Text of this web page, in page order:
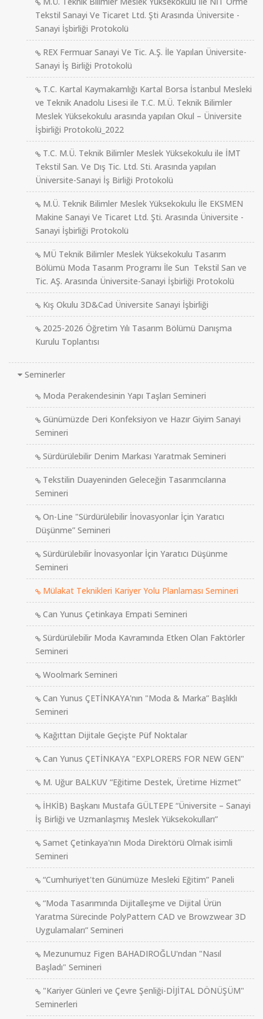
Tekstil Sanayi Ve Ticaret Ltd. Şti Arasında Üniversite -
Sanayi İşbirliği Protokolü
REX Fermuar Sanayi Ve Tic. A.Ş. İle Yapılan Üniversite-
Sanayi İş Birliği Protokolü
T.C. Kartal Kaymakamlığı Kartal Borsa İstanbul Mesleki
ve Teknik Anadolu Lisesi ile T.C. M.Ü. Teknik Bilimler
Meslek Yüksekokulu arasında yapılan Okul – Üniversite
İşbirliği Protokolü_2022
T.C. M.Ü. Teknik Bilimler Meslek Yüksekokulu ile İMT
Tekstil San. Ve Dış Tic. Ltd. Sti. Arasında yapılan
Üniversite-Sanayi İş Birliği Protokolü
M.Ü. Teknik Bilimler Meslek Yüksekokulu İle EKSMEN
Makine Sanayi Ve Ticaret Ltd. Şti. Arasında Üniversite -
Sanayi İşbirliği Protokolü
MÜ Teknik Bilimler Meslek Yüksekokulu Tasarım
Bölümü Moda Tasarım Programı İle Sun Tekstil San ve
Tic. AŞ. Arasında Üniversite-Sanayi İşbirliği Protokolü
Kış Okulu 3D&Cad Üniversite Sanayi İşbirliği
2025-2026 Öğretim Yılı Tasarım Bölümü Danışma
Kurulu Toplantısı
Seminerler
Moda Perakendesinin Yapı Taşları Semineri
Günümüzde Deri Konfeksiyon ve Hazır Giyim Sanayi
Semineri
Sürdürülebilir Denim Markası Yaratmak Semineri
Tekstilin Duayeninden Geleceğin Tasarımcılarına
Semineri
On-Line "Sürdürülebilir İnovasyonlar İçin Yaratıcı
Düşünme” Semineri
Sürdürülebilir İnovasyonlar İçin Yaratıcı Düşünme
Semineri
Mülakat Teknikleri Kariyer Yolu Planlaması Semineri
Can Yunus Çetinkaya Empati Semineri
Sürdürülebilir Moda Kavramında Etken Olan Faktörler
Semineri
Woolmark Semineri
Can Yunus ÇETİNKAYA'nın "Moda & Marka” Başlıklı
Semineri
Kağıttan Dijitale Geçişte Püf Noktalar
Can Yunus ÇETİNKAYA "EXPLORERS FOR NEW GEN"
M. Uğur BALKUV “Eğitime Destek, Üretime Hizmet”
İHKİB) Başkanı Mustafa GÜLTEPE “Üniversite – Sanayi
İş Birliği ve Uzmanlaşmış Meslek Yüksekokulları”
Samet Çetinkaya'nın Moda Direktörü Olmak isimli
Semineri
“Cumhuriyet'ten Günümüze Mesleki Eğitim” Paneli
“Moda Tasarımında Dijitalleşme ve Dijital Ürün
Yaratma Sürecinde PolyPattern CAD ve Browzwear 3D
Uygulamaları” Semineri
Mezunumuz Figen BAHADIROĞLU'ndan "Nasıl
Başladı" Semineri
"Kariyer Günleri ve Çevre Şenliği-DİJİTAL DÖNÜŞÜM"
Seminerleri